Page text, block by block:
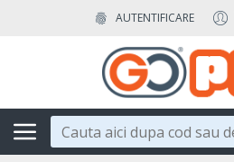
AUTENTIFICARE